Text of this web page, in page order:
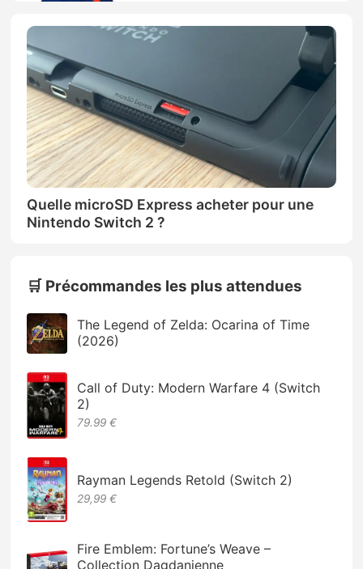
Quelle microSD Express acheter pour une
Nintendo Switch 2 ?
🛒 Précommandes les plus attendues
The Legend of Zelda: Ocarina of Time
(2026)
Call of Duty: Modern Warfare 4 (Switch
2)
79.99 €
Rayman Legends Retold (Switch 2)
29,99 €
Fire Emblem: Fortune’s Weave –
Collection Dagdanienne